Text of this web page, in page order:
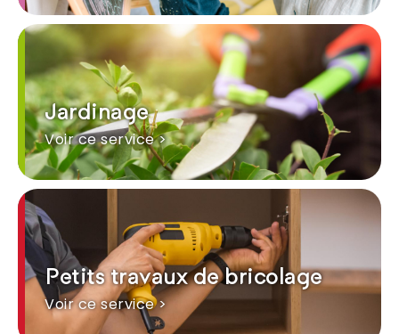
Jardinage
Voir ce service >
Petits travaux de bricolage
Voir ce service >